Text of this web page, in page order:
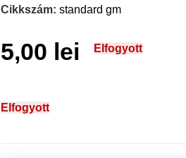
Cikkszám: standard gm
5,00 lei Elfogyott
Elfogyott